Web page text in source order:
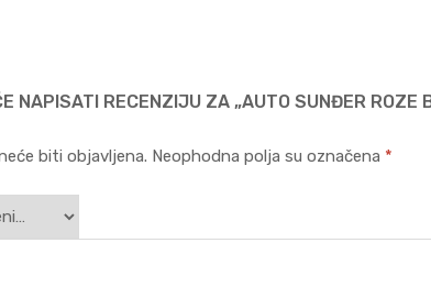
NAPISATI RECENZIJU ZA „AUTO SUNĐER ROZE
biti objavljena. Neophodna polja su označena *